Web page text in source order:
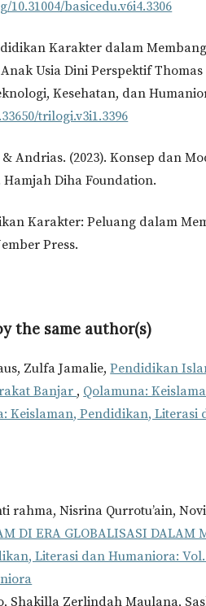
10.31004/basicedu.v6i4.3306
Karakter dalam
Usia Dini Perspektif Thomas
Kesehatan, dan
trilogi.v3i1.3396
Andrias. (2023). Konsep dan
Diha Foundation.
Karakter: Peluang dalam
Press.
the same author(s)
Zulfa Jamalie,Pendidikan
Banjar , Qolamuna:
Keislaman, Pendidikan,
rahma, Nisrina Qurrotu’ain,
DI ERA GLOBALISASI
Literasi dan Humaniora:
Shakilla Zerlindah Maulana,